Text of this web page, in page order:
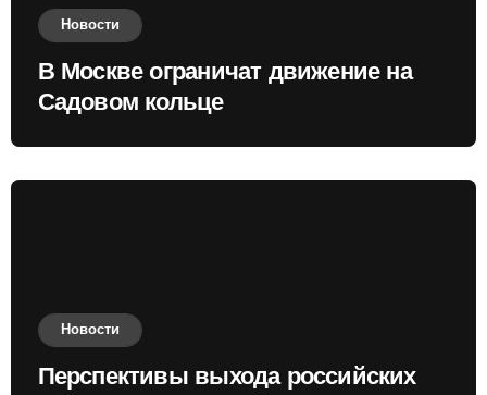
Новости
В Москве ограничат движение на
Садовом кольце
Новости
Перспективы выхода российских